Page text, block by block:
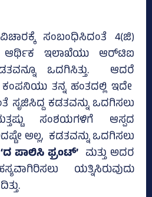
ಸಂಬಂಧಿಸಿದಂತೆ 4(ಜಿ)
ಆರ್ಥಿಕ ಇಲಾಖೆಯು ಆರ್‌ಟಿಐ
ಒದಗಿಸಿತ್ತು. ಆದರೆ
ತನ್ನ ಹಂತದಲ್ಲಿ ಇದೇ
ಸೃಜಿಸಿದ್ದ ಕಡತವನ್ನು ಒದಗಿಸಲು
ಸಂಶಯಗಳಿಗೆ ಆಸ್ಪದ
ಅಲ್ಲ, ಕಡತವನ್ನು ಒದಗಿಸಲು
‘ದ ಪಾಲಿಸಿ ಫ್ರಂಟ್‌’ ಮತ್ತು ಅದರ
ಯತ್ನಿಸಿರುವುದು